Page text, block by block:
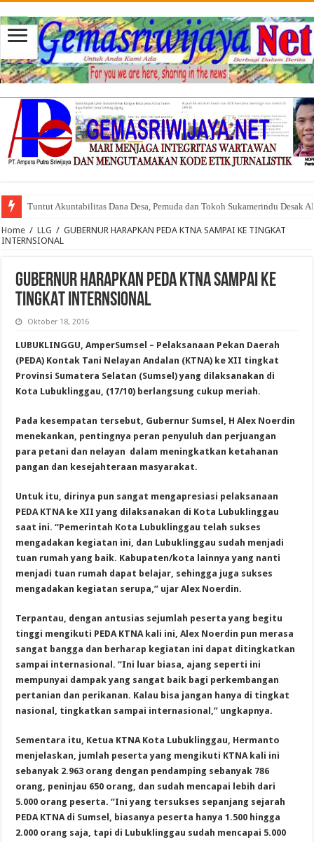
Tuntut Akuntabilitas Dana Desa, Pemuda dan Tokoh Sukamerindu Desak
Home / LLG / GUBERNUR HARAPKAN PEDA KTNA SAMPAI KE TINGKAT
INTERNSIONAL
GUBERNUR HARAPKAN PEDA KTNA SAMPAI KE
TINGKAT INTERNSIONAL
Oktober 18, 2016
LUBUKLINGGU, AmperSumsel – Pelaksanaan Pekan Daerah
(PEDA) Kontak Tani Nelayan Andalan (KTNA) ke XII tingkat
Provinsi Sumatera Selatan (Sumsel) yang dilaksanakan di
Kota Lubuklinggau, (17/10) berlangsung cukup meriah.
Pada kesempatan tersebut, Gubernur Sumsel, H Alex Noerdin
menekankan, pentingnya peran penyuluh dan perjuangan
para petani dan nelayan dalam meningkatkan ketahanan
pangan dan kesejahteraan masyarakat.
Untuk itu, dirinya pun sangat mengapresiasi pelaksanaan
PEDA KTNA ke XII yang dilaksanakan di Kota Lubuklinggau
saat ini. “Pemerintah Kota Lubuklinggau telah sukses
mengadakan kegiatan ini, dan Lubuklinggau sudah menjadi
tuan rumah yang baik. Kabupaten/kota lainnya yang nanti
menjadi tuan rumah dapat belajar, sehingga juga sukses
mengadakan kegiatan serupa,” ujar Alex Noerdin.
Terpantau, dengan antusias sejumlah peserta yang begitu
tinggi mengikuti PEDA KTNA kali ini, Alex Noerdin pun merasa
sangat bangga dan berharap kegiatan ini dapat ditingkatkan
sampai internasional. “Ini luar biasa, ajang seperti ini
mempunyai dampak yang sangat baik bagi perkembangan
pertanian dan perikanan. Kalau bisa jangan hanya di tingkat
nasional, tingkatkan sampai internasional,” ungkapnya.
Sementara itu, Ketua KTNA Kota Lubuklinggau, Hermanto
menjelaskan, jumlah peserta yang mengikuti KTNA kali ini
sebanyak 2.963 orang dengan pendamping sebanyak 786
orang, peninjau 650 orang, dan sudah mencapai lebih dari
5.000 orang peserta. “Ini yang tersukses sepanjang sejarah
PEDA KTNA di Sumsel, biasanya peserta hanya 1.500 hingga
2.000 orang saja, tapi di Lubuklinggau sudah mencapai 5.000